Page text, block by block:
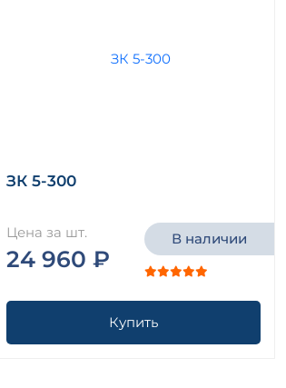
ЗК 5-300
Цена за шт.
24 960 ₽
В наличии
Купить